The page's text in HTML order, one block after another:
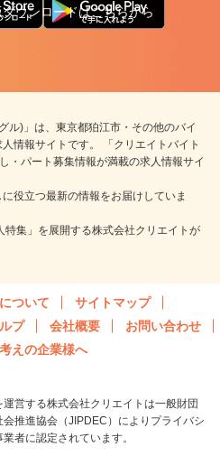
ウンロードはこちらから
ル)」は、東京都狛江市・その他のバイ
情報サイトです。 「クリエイトバイト
・パート募集情報が満載の求人情報サイ
役立つ最新の情報をお届けしていま
集」を展開する株式会社クリエイトが
ついて
サイトマップ
プ 会社概要
お問い合わせ
えの企業様へ
営する株式会社クリエイトは一般財団
推進協会（JIPDEC）によりプライバシ
者に認定されています。